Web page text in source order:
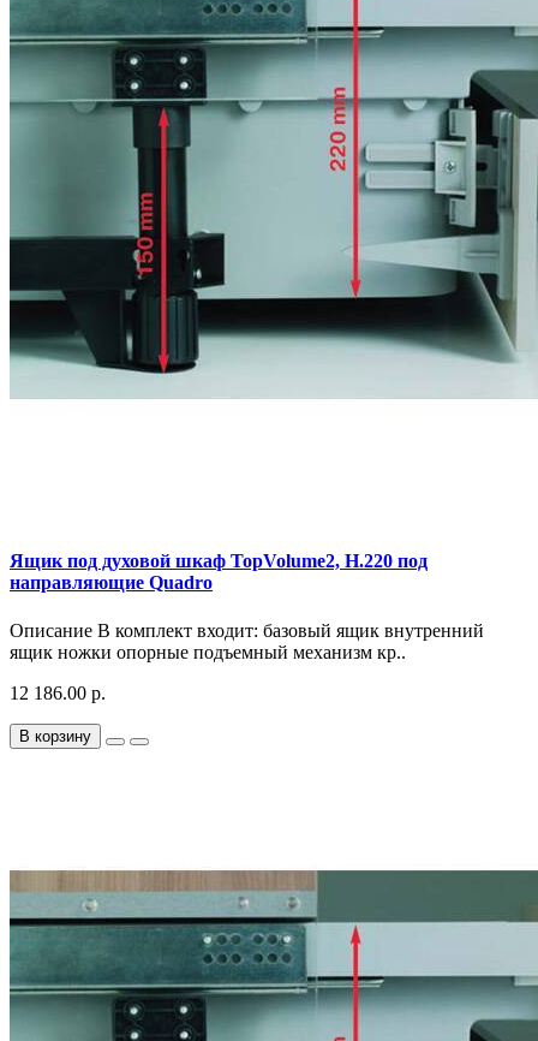
Ящик под духовой шкаф TopVolume2, H.220 под
направляющие Quadro
Описание В комплект входит: базовый ящик внутренний
ящик ножки опорные подъемный механизм кр..
12 186.00 р.
В корзину